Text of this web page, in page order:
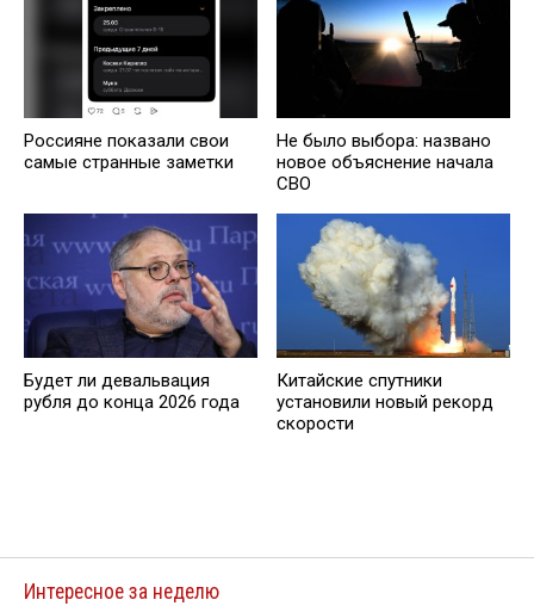
Россияне показали свои
самые странные заметки
Не было выбора: названо
новое объяснение начала
СВО
Будет ли девальвация
рубля до конца 2026 года
Китайские спутники
установили новый рекорд
скорости
Интересное за неделю